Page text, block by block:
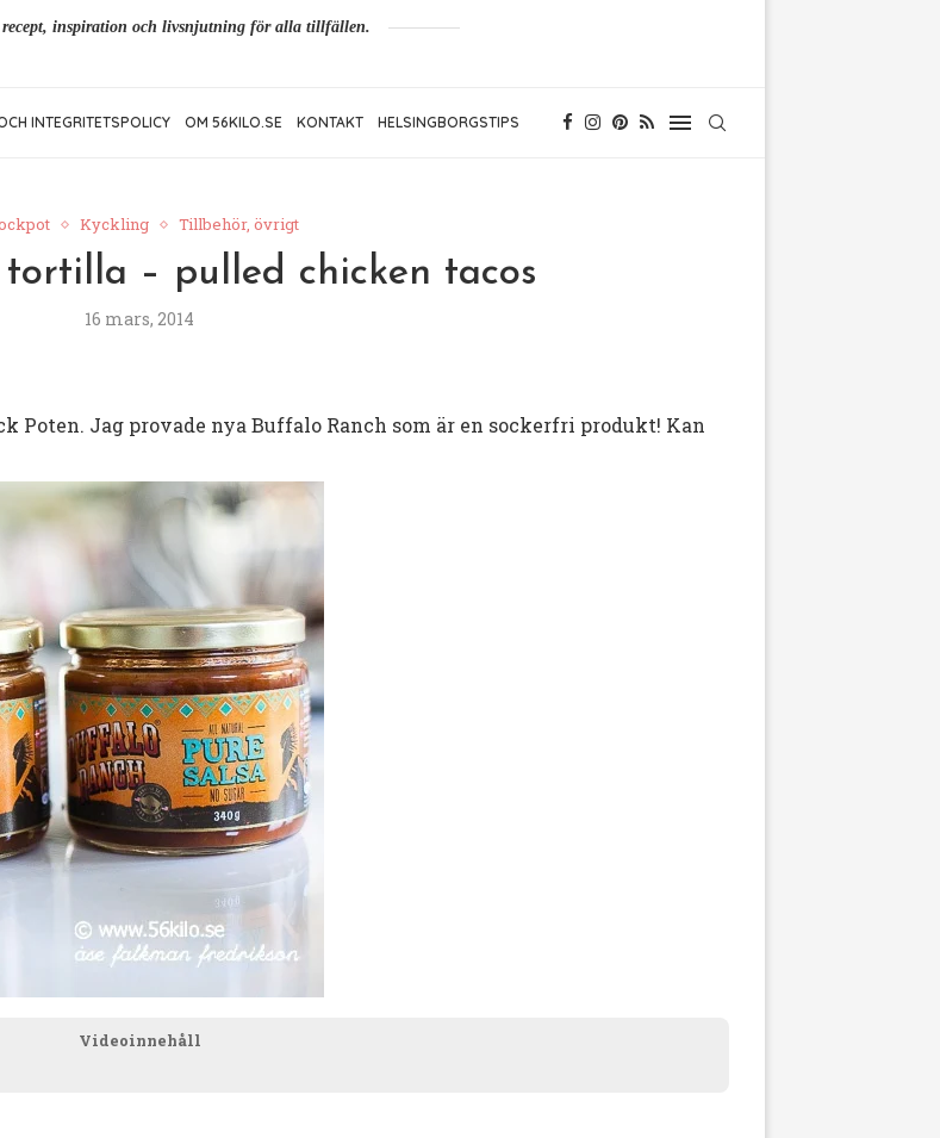
recept, inspiration och livsnjutning för alla tillfällen.
INTEGRITETSPOLICY OM 56KILO.SE KONTAKT HELSINGBORGSTIPS
Kyckling Tillbehör, övrigt
tortilla – pulled chicken tacos
16 mars, 2014
Poten. Jag provade nya Buffalo Ranch som är en sockerfri produkt! Kan
Videoinnehåll